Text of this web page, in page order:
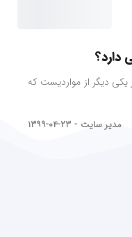
دیگر از مواردیست که
مدیر سایت - ۱۳۹۹-۰۴-۲۳